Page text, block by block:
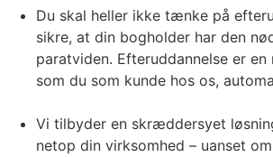
Du skal heller ikke tænke på
sikre, at din bogholder har den
paratviden. Efteruddannelse er
som du som kunde hos os,
Vi tilbyder en skræddersyet
netop din virksomhed – uanset